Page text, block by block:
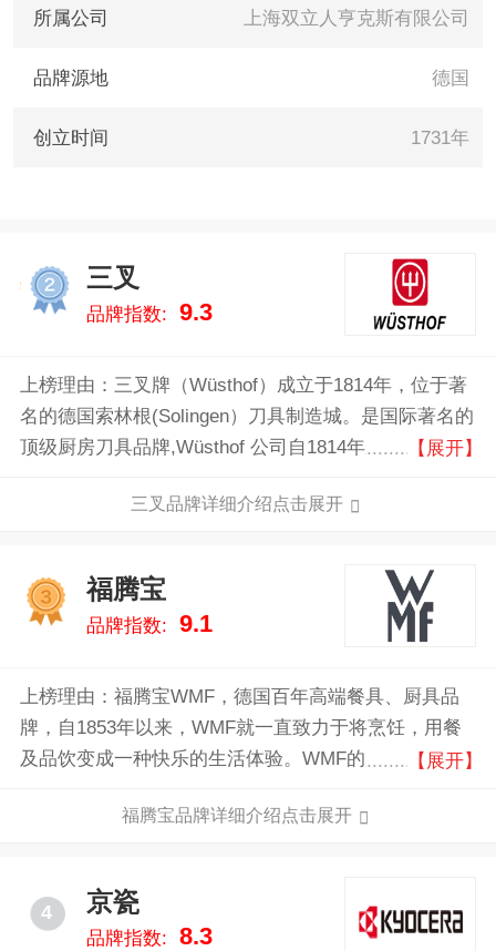
说的序幕。他的后代约翰·阿布雷汉姆·亨克斯将公司名
的不锈钢刀剪餐具、锅具、厨房炊具和个人护理用品，
看得见的完美品质和生活情趣。
所属公司 上海双立人亨克斯有限公司
品牌源地 德国
创立时间 1731年
三叉
品牌指数: 9.3
上榜理由：三叉牌（Wüsthof）成立于1814年，位于著
名的德国索林根(Solingen）刀具制造城。是国际著名的
顶级厨房刀具品牌,Wüsthof 公司自1814年成立迄今一
品牌的不同之处是Wüsthof厨刀始终坚持定位中高端，
【展开】
三叉品牌详细介绍点击展开
福腾宝
品牌指数: 9.1
上榜理由：福腾宝WMF，德国百年高端餐具、厨具品
牌，自1853年以来，WMF就一直致力于将烹饪，用餐
及品饮变成一种快乐的生活体验。WMF的产品涵盖家
玻璃器皿及刀具。
【展开】
福腾宝品牌详细介绍点击展开
4 京瓷
品牌指数: 8.3